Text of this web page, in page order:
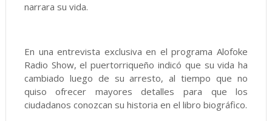
narrara su vida.
En una entrevista exclusiva en el programa Alofoke
Radio Show, el puertorriqueño indicó que su vida ha
cambiado luego de su arresto, al tiempo que no
quiso ofrecer mayores detalles para que los
ciudadanos conozcan su historia en el libro biográfico.